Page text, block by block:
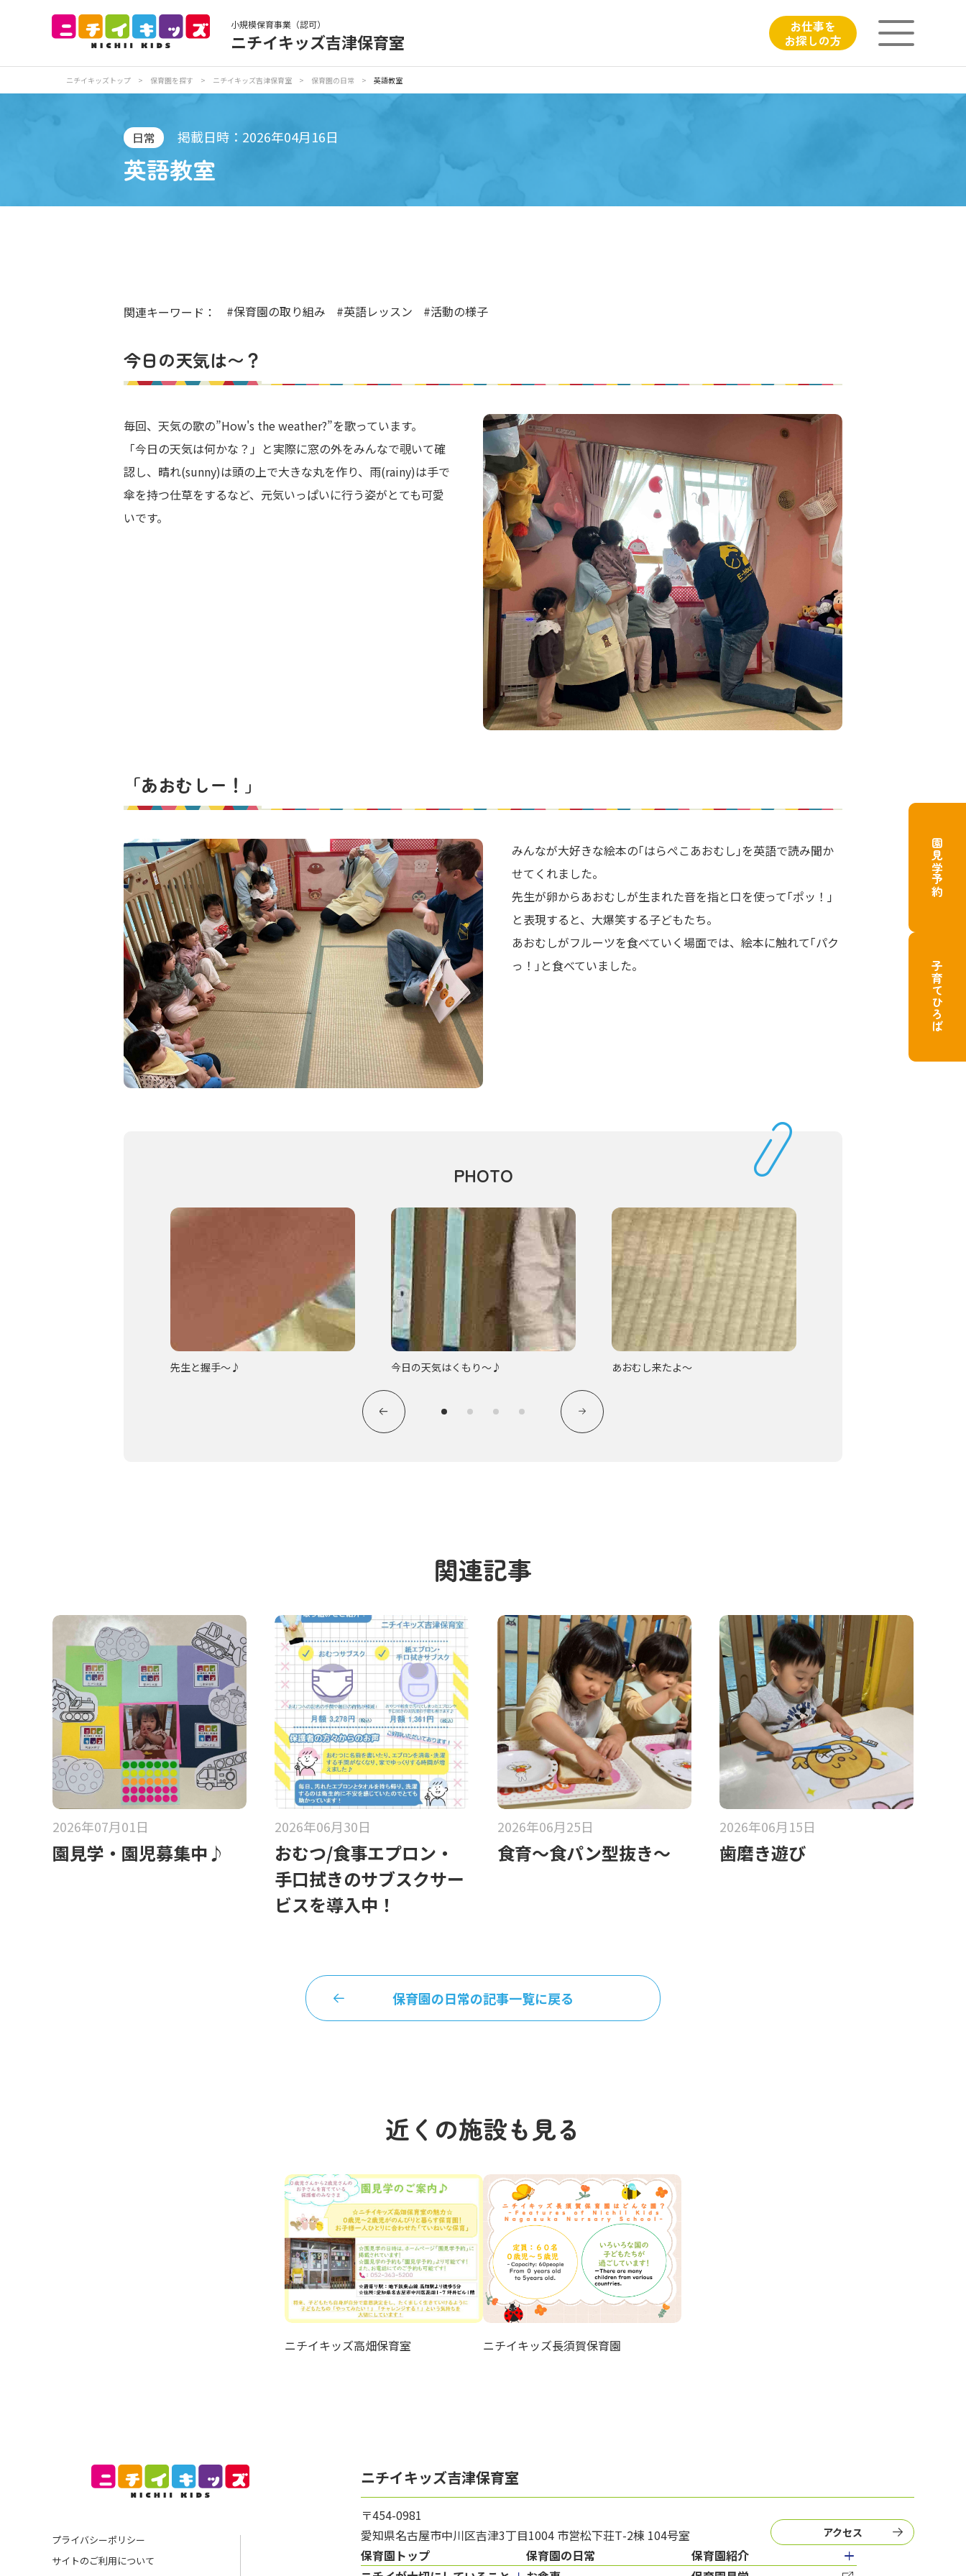
小規模保育事業（認可）
ニチイキッズ吉津保育室
お仕事を
お探しの方
写真販売サービス
プライバシーポリシー サイトのご利用について
ニチイキッズトップ > 保育園を探す > ニチイキッズ吉津保育室 > 保育園の日常 > 英語教室
日常 掲載日時：2026年04月16日
英語教室
関連キーワード： #保育園の取り組み #英語レッスン #活動の様子
今日の天気は〜？
毎回、天気の歌の”How's the weather?”を歌っています。
「今日の天気は何かな？」と実際に窓の外をみんなで覗いて確
認し、晴れ(sunny)は頭の上で大きな丸を作り、雨(rainy)は手で
傘を持つ仕草をするなど、元気いっぱいに行う姿がとても可愛
いです。
「あおむしー！」
みんなが大好きな絵本の｢はらぺこあおむし｣を英語で読み聞か
せてくれました。
先生が卵からあおむしが生まれた音を指と口を使って｢ポッ！｣
と表現すると、大爆笑する子どもたち。
あおむしがフルーツを食べていく場面では、絵本に触れて｢パク
っ！｣と食べていました。
PHOTO
先生と握手〜♪ 今日の天気はくもり〜♪ あおむし来たよ〜
関連記事
2026年07月01日
園見学・園児募集中♪
2026年06月30日
おむつ/食事エプロン・
手口拭きのサブスクサー
ビスを導入中！
2026年06月25日
食育〜食パン型抜き〜
2026年06月15日
歯磨き遊び
保育園の日常の記事一覧に戻る
近くの施設も見る
ニチイキッズ高畑保育室 ニチイキッズ長須賀保育園
園見学予約
子育てひろば
プライバシーポリシー
サイトのご利用について
ニチイキッズ吉津保育室
〒454-0981
愛知県名古屋市中川区吉津3丁目1004 市営松下荘Т-2棟 104号室
アクセス
保育園トップ 保育園の日常
保育園紹介